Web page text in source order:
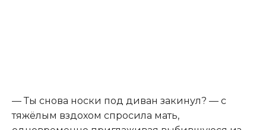
— Ты снова носки под диван закинул? — с
тяжёлым вздохом спросила мать,